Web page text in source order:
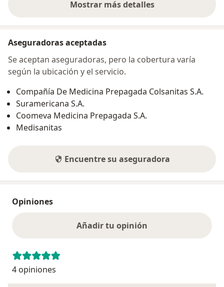
Mostrar más detalles
sobre la dirección
Aseguradoras aceptadas
Se aceptan aseguradoras, pero la cobertura varía
según la ubicación y el servicio.
Compañía De Medicina Prepagada Colsanitas S.A.
Suramericana S.A.
Coomeva Medicina Prepagada S.A.
Medisanitas
Encuentre su aseguradora
Opiniones
Añadir tu opinión
4 opiniones